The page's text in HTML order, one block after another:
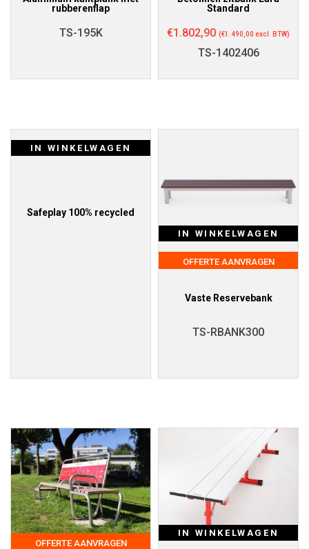
rubberenflap
TS-195K
Standard
€1.802,90 (€1.490,00 excl. BTW)
TS-1402406
IN WINKELWAGEN
Safeplay 100% recycled
IN WINKELWAGEN
OFFERTE AANVRAGEN
Vaste Reservebank
TS-RBANK300
OFFERTE AANVRAGEN
IN WINKELWAGEN